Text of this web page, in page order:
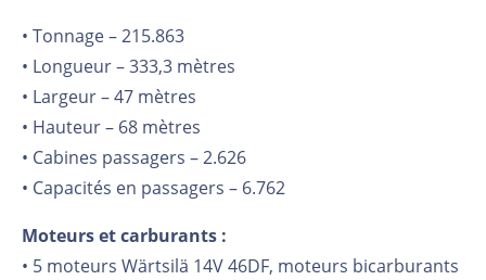
• Tonnage – 215.863
• Longueur – 333,3 mètres
• Largeur – 47 mètres
• Hauteur – 68 mètres
• Cabines passagers – 2.626
• Capacités en passagers – 6.762
Moteurs et carburants :
• 5 moteurs Wärtsilä 14V 46DF, moteurs bicarburants